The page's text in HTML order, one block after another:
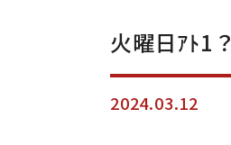
火曜日ｱﾄ1？
2024.03.12